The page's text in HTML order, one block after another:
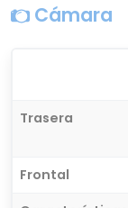
Cámara
Trasera
Frontal